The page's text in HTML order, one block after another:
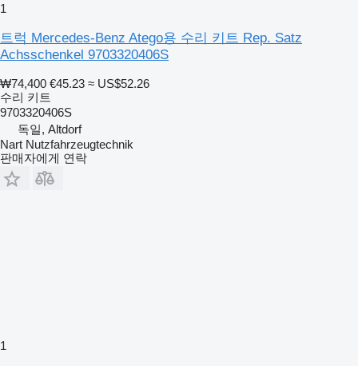
1
트럭 Mercedes-Benz Atego용 수리 키트 Rep. Satz
Achsschenkel 9703320406S
₩74,400 €45.23 ≈ US$52.26
수리 키트
9703320406S
독일, Altdorf
Nart Nutzfahrzeugtechnik
판매자에게 연락
1